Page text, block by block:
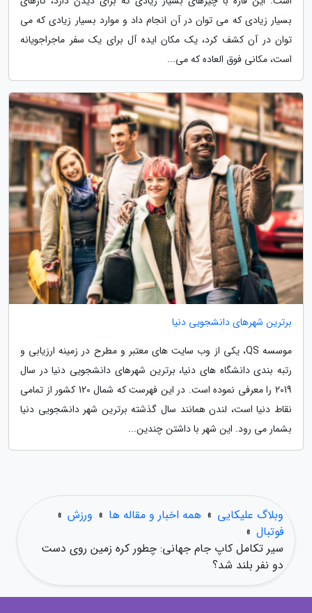
بسیار زیادی که می توان در آن انجام داد و موارد بسیار زیادی که می
توان در آن کشف کرد، یک مکان ایده آل برای یک سفر ماجراجویانه
است، مکانی فوق العاده که می...
برترین شهرهای دانشجویی دنیا
موسسه QS، یکی از وب سایت های معتبر و مطرح در زمینه ارزیابی و
رتبه بندی دانشگاه های دنیا، برترین شهرهای دانشجویی دنیا در سال
2019 را معرفی نموده است. در این فهرست که شمال 120 کشور از تمامی
نقاط دنیا است، لندن همانند سال گذشته برترین شهر دانشجویی دنیا
بشمار می رود. این شهر با داشتن چندین...
وبلاگ علیکایی » همه اخبار و مقاله ها » ورزش »
فوتبال »
سیر تکامل کاپ جام جهانی: چطور کره زمین روی دست
دو نفر بلند شد؟